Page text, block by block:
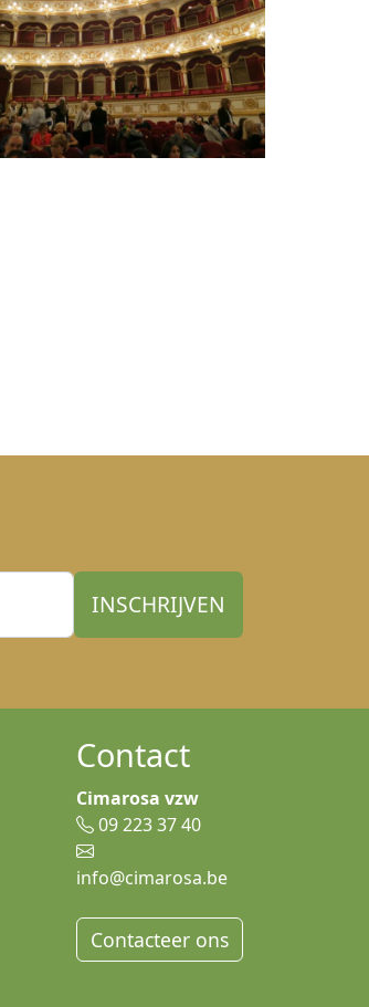
Contact
Cimarosa vzw
09 223 37 40
info@cimarosa.be
Contacteer ons